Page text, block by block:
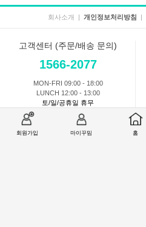
회원가입 마이꾸밈 홈
회사소개 | 개인정보처리방침 |
고객센터 (주문/배송 문의)
1566-2077
MON-FRI 09:00 - 18:00
LUNCH 12:00 - 13:00
토/일/공휴일 휴무